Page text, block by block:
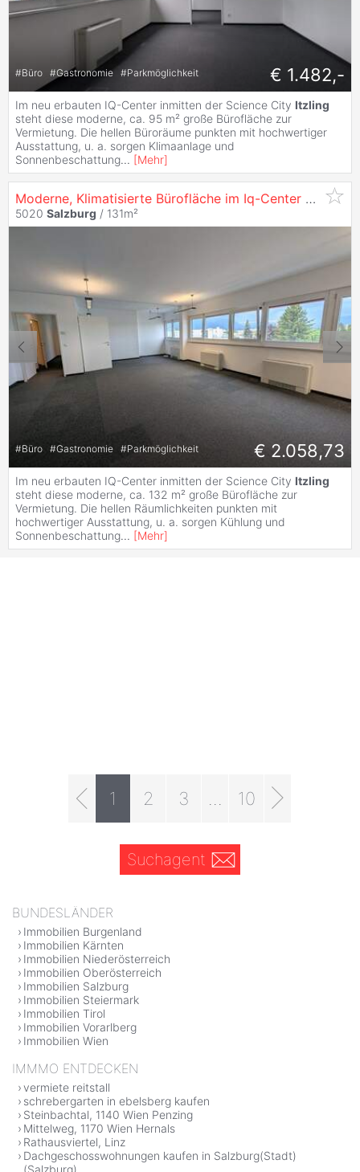
#Büro #Gastronomie #Parkmöglichkeit € 1.482,-
Im neu erbauten IQ-Center inmitten der Science City Itzling
steht diese moderne, ca. 95 m² große Bürofläche zur
Vermietung. Die hellen Büroräume punkten mit hochwertiger
Ausstattung, u. a. sorgen Klimaanlage und
Sonnenbeschattung... [Mehr]
Moderne, Klimatisierte Bürofläche im Iq-Center
Salzburg
5020 Salzburg / 131m²
#Büro #Gastronomie #Parkmöglichkeit € 2.058,73
Im neu erbauten IQ-Center inmitten der Science City Itzling
steht diese moderne, ca. 132 m² große Bürofläche zur
Vermietung. Die hellen Räumlichkeiten punkten mit
hochwertiger Ausstattung, u. a. sorgen Kühlung und
Sonnenbeschattung... [Mehr]
1 2 3 10
Suchagent
BUNDESLÄNDER
Immobilien Burgenland
Immobilien Kärnten
Immobilien Niederösterreich
Immobilien Oberösterreich
Immobilien Salzburg
Immobilien Steiermark
Immobilien Tirol
Immobilien Vorarlberg
Immobilien Wien
IMMMO ENTDECKEN
vermiete reitstall
schrebergarten in ebelsberg kaufen
Steinbachtal, 1140 Wien Penzing
Mittelweg, 1170 Wien Hernals
Rathausviertel, Linz
Dachgeschosswohnungen kaufen in Salzburg(Stadt)
(Salzburg)